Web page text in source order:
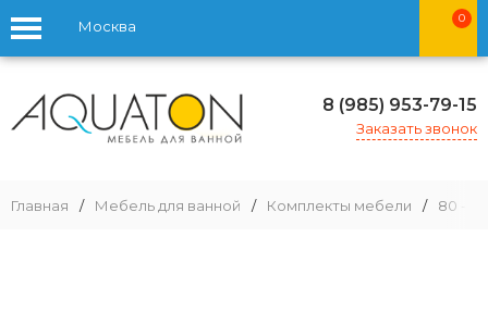
Москва 0
8 (985) 953-79-15
Заказать звонок
Главная / Мебель для ванной / Комплекты мебели / 80 -